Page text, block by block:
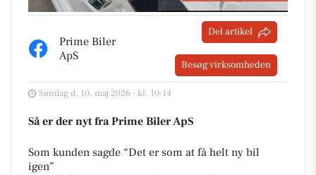
Prime Biler
ApS
Del artikel
Besøg virksomheden
Søndag d. 10. maj 2026 - kl. 10:14
Så er der nyt fra Prime Biler ApS
Som kunden sagde “Det er som at få helt ny bil
igen”